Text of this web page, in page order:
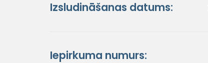
Izsludināšanas datums:
Iepirkuma numurs: